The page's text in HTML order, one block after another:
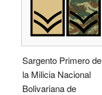
Sargento Primero de
la Milicia Nacional
Bolivariana de